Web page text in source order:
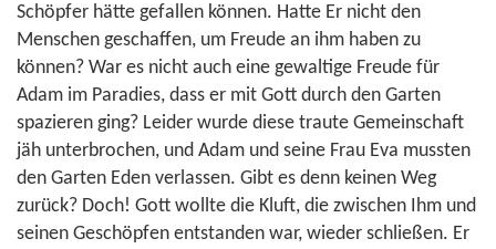
Schöpfer hätte gefallen können. Hatte Er nicht den
Menschen geschaffen, um Freude an ihm haben zu
können? War es nicht auch eine gewaltige Freude für
Adam im Paradies, dass er mit Gott durch den Garten
spazieren ging? Leider wurde diese traute Gemeinschaft
jäh unterbrochen, und Adam und seine Frau Eva mussten
den Garten Eden verlassen. Gibt es denn keinen Weg
zurück? Doch! Gott wollte die Kluft, die zwischen Ihm und
seinen Geschöpfen entstanden war, wieder schließen. Er